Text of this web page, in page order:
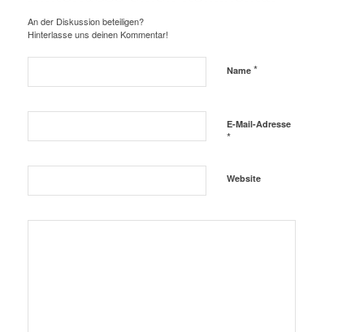
An der Diskussion beteiligen?
Hinterlasse uns deinen Kommentar!
Name *
E-Mail-Adresse
*
Website